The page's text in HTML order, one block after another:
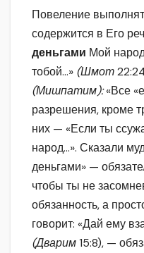
Повеление
содержится в Его
деньгами Мой
тобой…» (Шмот
(Мишпатим):«Все
разрешения, кроме
них — «Если ты
народ…». Сказали
деньгами» —
чтобы ты не
обязанность, а
говорит: «Дай ему
(Дварим15:8), —